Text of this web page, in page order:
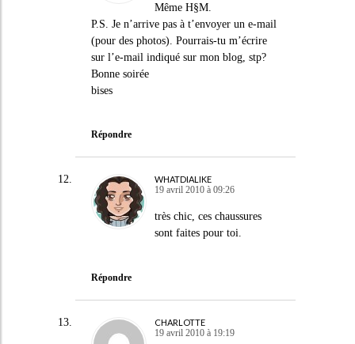
Même H§M.
P.S. Je n’arrive pas à t’envoyer un e-mail
(pour des photos). Pourrais-tu m’écrire
sur l’e-mail indiqué sur mon blog, stp?
Bonne soirée
bises
Répondre
WHATDIALIKE
19 avril 2010 à 09:26
très chic, ces chaussures
sont faites pour toi.
Répondre
CHARLOTTE
19 avril 2010 à 19:19